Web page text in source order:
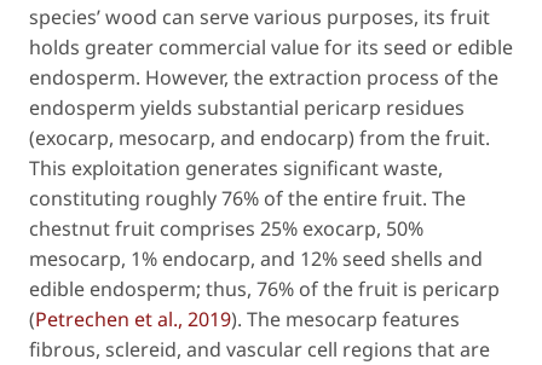
species’ wood can serve various purposes, its fruit
holds greater commercial value for its seed or edible
endosperm. However, the extraction process of the
endosperm yields substantial pericarp residues
(exocarp, mesocarp, and endocarp) from the fruit.
This exploitation generates significant waste,
constituting roughly 76% of the entire fruit. The
chestnut fruit comprises 25% exocarp, 50%
mesocarp, 1% endocarp, and 12% seed shells and
edible endosperm; thus, 76% of the fruit is pericarp
(Petrechen et al., 2019). The mesocarp features
fibrous, sclereid, and vascular cell regions that are